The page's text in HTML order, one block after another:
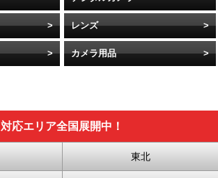
レンズ
カメラ用品
対応エリア全国展開中！
東北